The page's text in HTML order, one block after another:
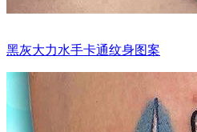
黑灰大力水手卡通纹身图案